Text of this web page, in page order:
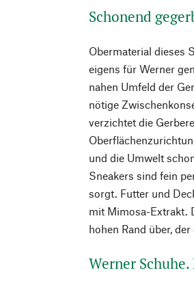
Schonend
Obermaterial dieses
eigens für Werner
nahen Umfeld der
nötige
verzichtet die
und die Umwelt
Sneakers sind fein
sorgt. Futter und
mit Mimosa-Extrakt.
hohen Rand über,
Werner